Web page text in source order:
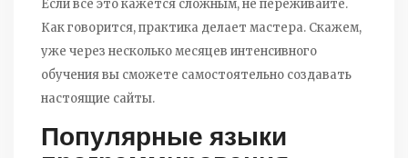
Если всё это кажется сложным, не переживайте.
Как говорится, практика делает мастера. Скажем,
уже через несколько месяцев интенсивного
обучения вы сможете самостоятельно создавать
настоящие сайты.
Популярные языки